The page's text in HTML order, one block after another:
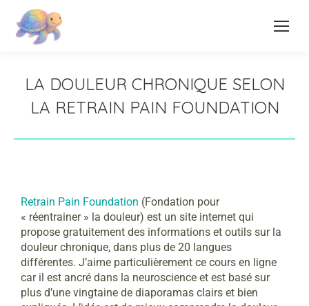
LA DOULEUR CHRONIQUE SELON
LA RETRAIN PAIN FOUNDATION
Retrain Pain Foundation (Fondation pour
« réentrainer » la douleur) est un site internet qui
propose gratuitement des informations et outils sur la
douleur chronique, dans plus de 20 langues
différentes. J’aime particulièrement ce cours en ligne
car il est ancré dans la neuroscience et est basé sur
plus d’une vingtaine de diaporamas clairs et bien